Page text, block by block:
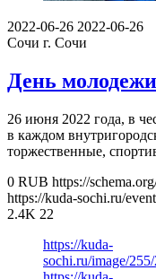
2022-06-26 2022-06-26
Сочи г. Сочи
День
26 июня 2022 года, в
в каждом
торжественные,
0 RUB https://
https://kuda-sochi.ru/
2.4K 22
https://kuda-
sochi.ru/image/